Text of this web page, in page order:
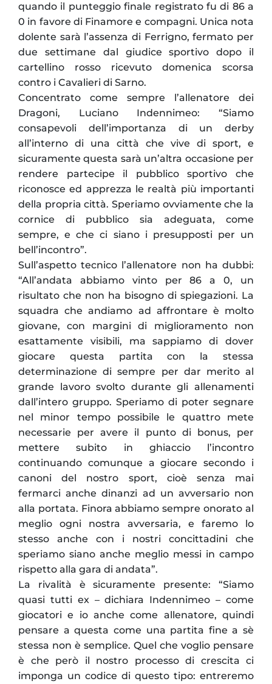
quando il punteggio finale registrato fu di 86 a
0 in favore di Finamore e compagni. Unica nota
dolente sarà l’assenza di Ferrigno, fermato per
due settimane dal giudice sportivo dopo il
cartellino rosso ricevuto domenica scorsa
contro i Cavalieri di Sarno.
Concentrato come sempre l’allenatore dei
Dragoni, Luciano Indennimeo: “Siamo
consapevoli dell’importanza di un derby
all’interno di una città che vive di sport, e
sicuramente questa sarà un’altra occasione per
rendere partecipe il pubblico sportivo che
riconosce ed apprezza le realtà più importanti
della propria città. Speriamo ovviamente che la
cornice di pubblico sia adeguata, come
sempre, e che ci siano i presupposti per un
bell’incontro”.
Sull’aspetto tecnico l’allenatore non ha dubbi:
“All’andata abbiamo vinto per 86 a 0, un
risultato che non ha bisogno di spiegazioni. La
squadra che andiamo ad affrontare è molto
giovane, con margini di miglioramento non
esattamente visibili, ma sappiamo di dover
giocare questa partita con la stessa
determinazione di sempre per dar merito al
grande lavoro svolto durante gli allenamenti
dall’intero gruppo. Speriamo di poter segnare
nel minor tempo possibile le quattro mete
necessarie per avere il punto di bonus, per
mettere subito in ghiaccio l’incontro
continuando comunque a giocare secondo i
canoni del nostro sport, cioè senza mai
fermarci anche dinanzi ad un avversario non
alla portata. Finora abbiamo sempre onorato al
meglio ogni nostra avversaria, e faremo lo
stesso anche con i nostri concittadini che
speriamo siano anche meglio messi in campo
rispetto alla gara di andata”.
La rivalità è sicuramente presente: “Siamo
quasi tutti ex – dichiara Indennimeo – come
giocatori e io anche come allenatore, quindi
pensare a questa come una partita fine a sè
stessa non è semplice. Quel che voglio pensare
è che però il nostro processo di crescita ci
imponga un codice di questo tipo: entreremo